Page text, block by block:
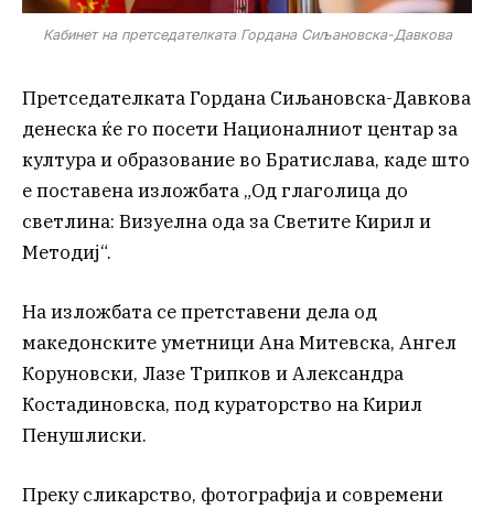
Кабинет на претседателката Гордана Сиљановска-Давкова
Претседателката Гордана Сиљановска-Давкова
денеска ќе го посети Националниот центар за
култура и образование во Братислава, каде што
е поставена изложбата „Од глаголица до
светлина: Визуелна ода за Светите Кирил и
Методиј“.
На изложбата се претставени дела од
македонските уметници Ана Митевска, Ангел
Коруновски, Лазе Трипков и Александра
Костадиновска, под кураторство на Кирил
Пенушлиски.
Преку сликарство, фотографија и современи